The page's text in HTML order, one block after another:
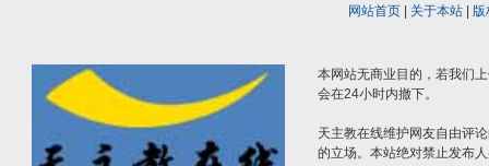
网站首页| 关于本站| 版
本网站无商业目的，若我们
会在24小时内撤下。
天主教在线维护网友自由评
的立场。本站绝对禁止发布